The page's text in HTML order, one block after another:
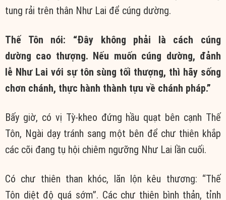
tung rải trên thân Như Lai để cúng dường.
Thế Tôn nói: “Đây không phải là cách cúng
dường cao thượng. Nếu muốn cúng dường, đảnh
lễ Như Lai với sự tôn sùng tối thượng, thì hãy sống
chơn chánh, thực hành thành tựu về chánh pháp.”
Bấy giờ, có vị Tỳ-kheo đứng hầu quạt bên cạnh Thế
Tôn, Ngài dạy tránh sang một bên để chư thiên khắp
các cõi đang tụ hội chiêm ngưỡng Như Lai lần cuối.
Có chư thiên than khóc, lăn lộn kêu thương: “Thế
Tôn diệt độ quá sớm”. Các chư thiên bình thản, tỉnh